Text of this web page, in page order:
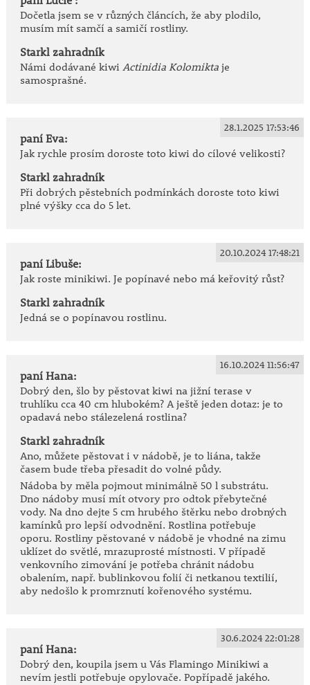
originální spojení okrasné a užitkové rostliny s
minimálními nároky na pěstování a vysokou
odolností vůči mrazu.
Dočetla jsem se v různých článcích, že aby plodilo,
musím mít samčí a samičí rostliny.
Starkl zahradník
Námi dodávané kiwi Actinidia Kolomiktaje
samosprašné.
28.1.2025 17:53:46
paní Eva:
Jak rychle prosím doroste toto kiwi do cílové velikosti?
Starkl zahradník
Při dobrých pěstebních podmínkách doroste toto kiwi
plné výšky cca do 5 let.
20.10.2024 17:48:21
paní Libuše:
Jak roste minikiwi. Je popínavé nebo má keřovitý růst?
Starkl zahradník
Jedná se o popínavou rostlinu.
16.10.2024 11:56:47
paní Hana:
Dobrý den, šlo by pěstovat kiwi na jižní terase v
truhlíku cca 40 cm hlubokém? A ještě jeden dotaz: je to
opadavá nebo stálezelená rostlina?
Starkl zahradník
Ano, můžete pěstovat i v nádobě, je to liána, takže
časem bude třeba přesadit do volné půdy.
Nádoba by měla pojmout minimálně 50 l substrátu.
Dno nádoby musí mít otvory pro odtok přebytečné
vody. Na dno dejte 5 cm hrubého štěrku nebo drobných
kamínků pro lepší odvodnění. Rostlina potřebuje
oporu. Rostliny pěstované v nádobě je vhodné na zimu
uklízet do světlé, mrazuprosté místnosti. V případě
venkovního zimování je potřeba chránit nádobu
obalením, např. bublinkovou folií či netkanou textilií,
aby nedošlo k promrznutí kořenového systému.
30.6.2024 22:01:28
paní Hana:
Dobrý den, koupila jsem u Vás Flamingo Minikiwi a
nevím jestli potřebuje opylovače. Popřípadě jakého.